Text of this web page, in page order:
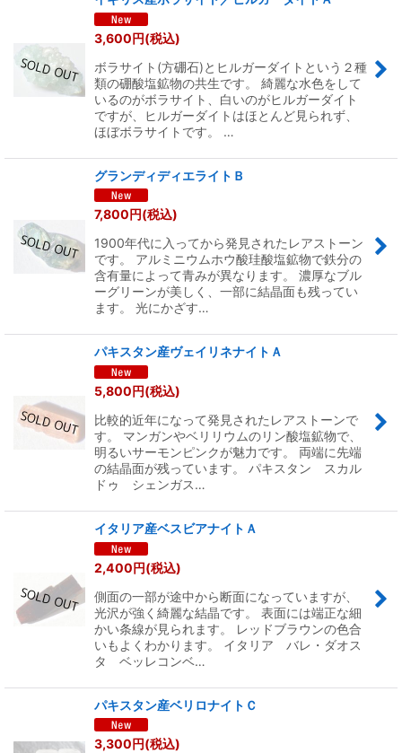
3,600円(税込)
ボラサイト(方硼石)とヒルガーダイトという２種
類の硼酸塩鉱物の共生です。 綺麗な水色をして
いるのがボラサイト、白いのがヒルガーダイト
ですが、ヒルガーダイトはほとんど見られず、
ほぼボラサイトです。 …
グランディディエライトＢ
7,800円(税込)
1900年代に入ってから発見されたレアストーン
です。 アルミニウムホウ酸珪酸塩鉱物で鉄分の
含有量によって青みが異なります。 濃厚なブル
ーグリーンが美しく、一部に結晶面も残ってい
ます。 光にかざす…
パキスタン産ヴェイリネナイトＡ
5,800円(税込)
比較的近年になって発見されたレアストーンで
す。 マンガンやベリリウムのリン酸塩鉱物で、
明るいサーモンピンクが魅力です。 両端に先端
の結晶面が残っています。 パキスタン スカル
ドゥ シェンガス…
イタリア産ベスビアナイトＡ
2,400円(税込)
側面の一部が途中から断面になっていますが、
光沢が強く綺麗な結晶です。 表面には端正な細
かい条線が見られます。 レッドブラウンの色合
いもよくわかります。 イタリア バレ・ダオス
タ ベッレコンベ…
パキスタン産ベリロナイトＣ
3,300円(税込)